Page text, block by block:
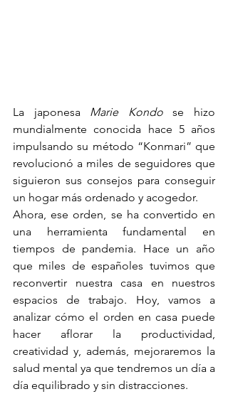
La japonesa Marie Kondo se hizo
mundialmente conocida hace 5 años
impulsando su método “Konmari” que
revolucionó a miles de seguidores que
siguieron sus consejos para conseguir
un hogar más ordenado y acogedor.
Ahora, ese orden, se ha convertido en
una herramienta fundamental en
tiempos de pandemia. Hace un año
que miles de españoles tuvimos que
reconvertir nuestra casa en nuestros
espacios de trabajo. Hoy, vamos a
analizar cómo el orden en casa puede
hacer aflorar la productividad,
creatividad y, además, mejoraremos la
salud mental ya que tendremos un día a
día equilibrado y sin distracciones.